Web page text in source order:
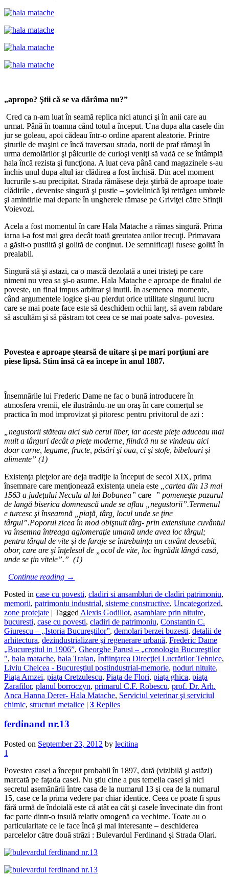
„apropo? Ştii că se va dărâma nu?”
Cred ca n-am luat în seamă replica nici atunci şi în anii care au
urmat. Până în toamna când totul a început. Una dupa alta casele din
jur se goleau, apoi cădeau într-o ordine aparent aleatorie. Printre
şirurile de maşini ce încă traversau strada, norii de praf rămaşi în
urma demolărilor şi pâlcurile de curioşi veniţi să vadă ce se întâmplă
hala încă rezista şi funcţiona. A luat ceva până cand magazinele s-au
închis unul dupa altul iar clădirea a fost închisă. Din acel moment
lucrurile s-au precipitat. Strada rămăsese deja ştirbă de aproape toate
clădirile , devenise singură şi pustie – şovielinică îşi retrăgea umbrele
şi amintirile mai departe în ungherele rămase pe Griviţei către Sfinţii
Voievozi.
Acela a fost momentul în care Hala Matache a rămas singură. Prima
iarna i-a fost mai grea decât toată greutatea anilor trecuţi. Primavara
a găsit-o pustiită şi golită de conţinut. De semnificaţii fusese golită în
prealabil.
Singură stă şi astazi, ca o mască dezolată a unei tristeţi pe care
nimeni nu vrea sa şi-o asume. Hala Matache e aproape de finalul de
poveste, un final impus arbitrar şi inutil. În asemenea momente,
când argumentele logice şi-au pierdut orice utilitate singurul lucru
care se mai poate face este să deschidem ochii larg, să avem rabdare
să ascultăm şi să păstram tot ceea ce se mai poate salva- povestea.
Povestea e aproape ştearsă de uitare şi pe mari porţiuni are
piese lipsă. Stimînsă că eaîncepeîn anul 1887.
Însemnările lui Frederic Dame ne fac o bună introducere în
atmosfera vremii, ele ilustrându-ne un oraş în care comerţul se
practica în mod improvizat şi pitoresc pentru privitorul de azi :
„negustorii stăteau aici sub cerul liber, iar aceste pieţe aduceau mai
mult a târguri decât a pieţe moderne, fiindcă nu se vindeau aici
doar carne, legume, fructe, păsări şi oua, ci şi stofe, bibelouri şi
alimente” (1)
Existenţa pieţelor are deja tradiţie la început de secol XIX, prima
însemnare care menţionează existenţa uneia este „cartea din 13 mai
1563 a judeţului Necula al lui Bobanea” care ” pomeneşte pazarul
de langă biserica domnească unde se aflau „negustorii”.Termenul
e turcesc şi înseamnă „piaţă , târg, locul unde se ţine
târgul”.Poporul zicea în mod obişnuit târg- prin extensiune cuvântul
va însemna întreaga aglomeraţie umană unde avea loc târgul;
pentru târgul de vite şi de furaje se întrebuinţa un cuvânt deosebit,
obor, care are şi înţelesul de „ocol de vite, loc îngrădit lângă casă
unde se ţin vitele”.” (1)
Continue reading →
Posted in case cu povesti, cladiri si ansambluri de cladiri patrimoniu,
memorii, patrimoniu industrial, sisteme constructive, Uncategorized,
zone protejate | Tagged Alexis Godillot, asamblare prin nituire,
bucuresti, case cu povesti, cladiri de patrimoniu, Constantin C.
Giurescu – „Istoria Bucureştilor”, demolari berzei buzesti, detalii de
arhitectura, dezindustrializare şi regenerare urbană, Frederic Dame
„Bucureştiul in 1906”, Gheorghe Parusi – „cronologia Bucureştilor
", hala matache, hala Traian, Înfiinţarea Direcţiei Lucrărilor Tehnice,
Liviu Chelcea - Bucureştiul postindustrial-memorie, noduri nituite,
Piaţa Amzei, piaţa Cretzulescu, Piaţa de Flori, piaţa ghica, piaţa
Zarafilor, planul borroczyn, primarul C.F. Robescu, prof. Dr. Arh.
Anca Hanna Derer- Hala Matache, Serviciul veterinar şi serviciul
chimic, structuri metalice | 3 Replies
ferdinand nr.13
Posted on September 23, 2012 by lecitina
1
Povestea casei a început probabil în 1897, dată (vizibilă şi astăzi)
marcată pe faţada casei. Nu ştiu cine a pus temelia casei şi nici
secretul asemănării între casa de la numarul 13 şi cea de la numarul
15, case ce la prima vedere par chiar identice. Ceea ce poate fi spus
fără urmă de îndoială este că atât ea cât şi casele învecinate din front
fac parte dintr-o insulă relativ omogenă ca vechime. Toate au o
particularitate ce le face încă şi mai interesante – deschiderea
parcelelor către două străzi : Bulevardul Ferdinand şi Strada Olari.